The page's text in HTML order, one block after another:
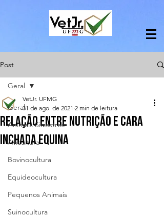
Post
Geral
Animais Silvestres
Avicultura
Bovinocultura
Equideocultura
Pequenos Animais
Suinocultura
Geral
RELAÇÃO ENTRE NUTRIÇÃO E CARA
INCHADA EQUINA
VetJr. UFMG
31 de ago. de 2021 2 min de leitura